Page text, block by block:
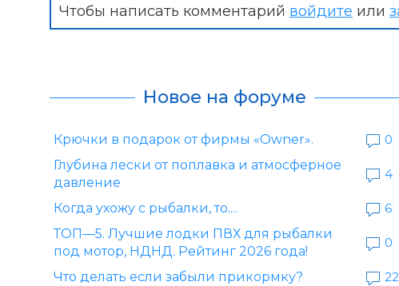
Чтобы написать комментарий войдите или
Новое на форуме
Крючки в подарок от фирмы «Owner».
0
Глубина лески от поплавка и атмосферное
давление
4
Когда ухожу с рыбалки, то....
6
ТОП—5. Лучшие лодки ПВХ для рыбалки
под мотор, НДНД. Рейтинг 2026 года!
0
Что делать если забыли прикормку?
22